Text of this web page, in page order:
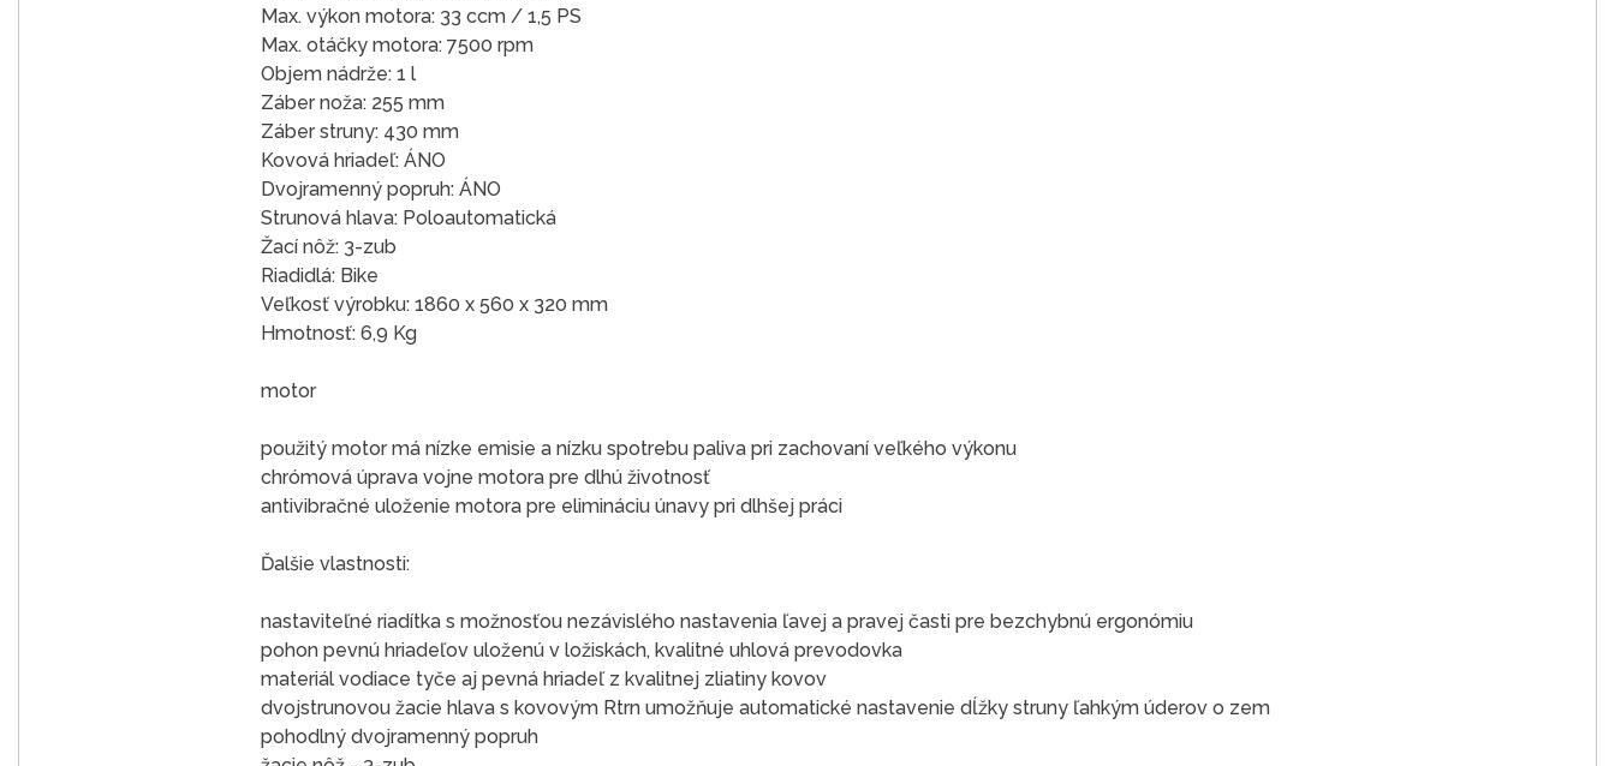
Max. výkon motora: 33 ccm / 1,5 PS
Max. otáčky motora: 7500 rpm
Objem nádrže: 1 l
Záber noža: 255 mm
Záber struny: 430 mm
Kovová hriadeľ: ÁNO
Dvojramenný popruh: ÁNO
Strunová hlava: Poloautomatická
Žací nôž: 3-zub
Riadidlá: Bike
Veľkosť výrobku: 1860 x 560 x 320 mm
Hmotnosť: 6,9 Kg
motor
použitý motor má nízke emisie a nízku spotrebu paliva pri zachovaní veľkého výkonu
chrómová úprava vojne motora pre dlhú životnosť
antivibračné uloženie motora pre elimináciu únavy pri dlhšej práci
Ďalšie vlastnosti:
nastaviteľné riadítka s možnosťou nezávislého nastavenia ľavej a pravej časti pre bezchybnú ergonómiu
pohon pevnú hriadeľov uloženú v ložiskách, kvalitné uhlová prevodovka
materiál vodiace tyče aj pevná hriadeľ z kvalitnej zliatiny kovov
dvojstrunovou žacie hlava s kovovým Rtrn umožňuje automatické nastavenie dĺžky struny ľahkým úderov o zem
pohodlný dvojramenný popruh